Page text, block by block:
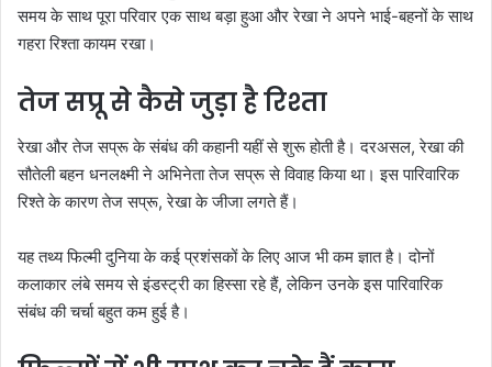
समय के साथ पूरा परिवार एक साथ बड़ा हुआ और रेखा ने अपने भाई-बहनों के साथ
गहरा रिश्ता कायम रखा।
तेज सप्रू से कैसे जुड़ा है रिश्ता
रेखा और तेज सप्रू के संबंध की कहानी यहीं से शुरू होती है। दरअसल, रेखा की
सौतेली बहन धनलक्ष्मी ने अभिनेता तेज सप्रू से विवाह किया था। इस पारिवारिक
रिश्ते के कारण तेज सप्रू, रेखा के जीजा लगते हैं।
यह तथ्य फिल्मी दुनिया के कई प्रशंसकों के लिए आज भी कम ज्ञात है। दोनों
कलाकार लंबे समय से इंडस्ट्री का हिस्सा रहे हैं, लेकिन उनके इस पारिवारिक
संबंध की चर्चा बहुत कम हुई है।